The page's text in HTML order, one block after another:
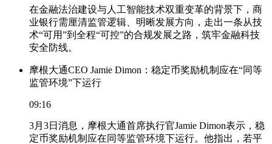
在金融法治建设与人工智能技术双重变革的背景下，商
业银行需厘清监管逻辑、明晰发展方向，走出一条从技
术“可用”到全程“可控”的合规发展之路，筑牢金融科技
安全防线。
摩根大通CEO Jamie Dimon：稳定币奖励机制应在“同等
监管环境”下运行
09:16
3月3日消息，摩根大通首席执行官Jamie Dimon表示，稳
定币奖励机制应在同等监管环境下运行。他指出，若平